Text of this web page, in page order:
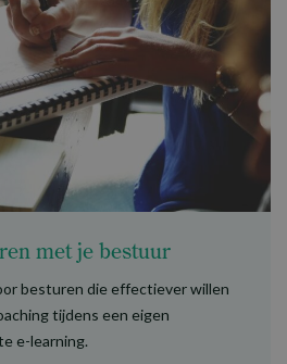
met je bestuur
besturen die effectiever willen
tijdens een eigen
e-learning.